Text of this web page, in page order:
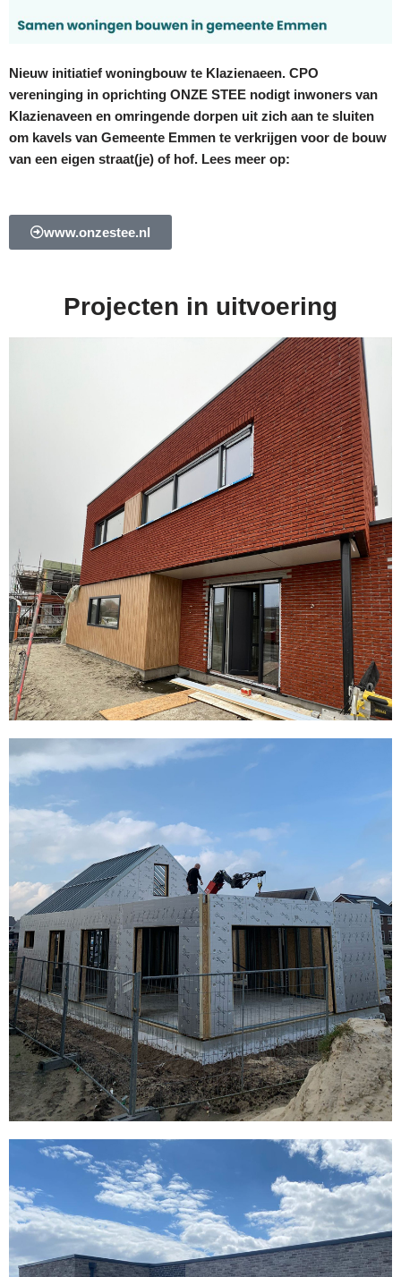
Nieuw initiatief woningbouw te Klazienaeen. CPO
vereninging in oprichting ONZE STEE nodigt inwoners van
Klazienaveen en omringende dorpen uit zich aan te sluiten
om kavels van Gemeente Emmen te verkrijgen voor de bouw
van een eigen straat(je) of hof. Lees meer op:
www.onzestee.nl
Projecten in uitvoering